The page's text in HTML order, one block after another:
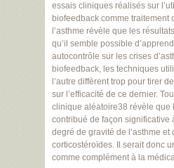
essais cliniques réalisés sur
biofeedback comme traitement
l’asthme révèle que les
qu’il semble possible
autocontrôle sur les crises
biofeedback, les techniques
l’autre diffèrent trop pour tirer
sur l’efficacité de ce dernier.
clinique aléatoire38 révèle que
contribué de façon significative
degré de gravité de l’asthme
corticostéroïdes. Il serait donc
comme complément à la